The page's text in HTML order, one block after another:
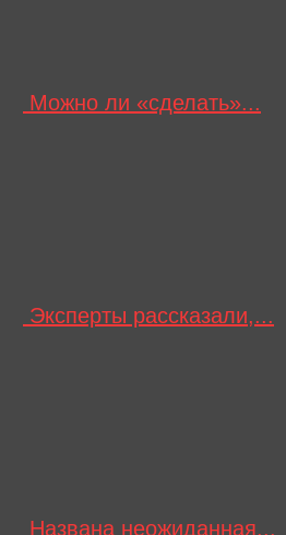
Можно ли «сделать»...
Эксперты рассказали,...
Названа неожиданная...